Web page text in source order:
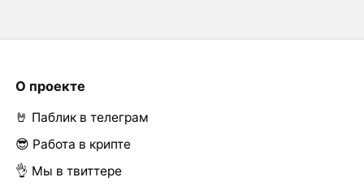
О проекте
🤘 Паблик в телеграм
😎 Работа в крипте
👌 Мы в твиттере